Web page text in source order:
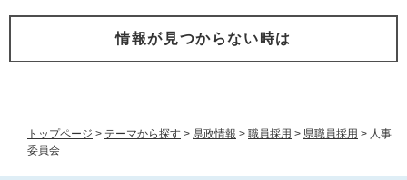
トップページ > テーマから探す > 県政情報 > 職員採用 > 県職員採用 > 人事
委員会
情報が見つからない時は